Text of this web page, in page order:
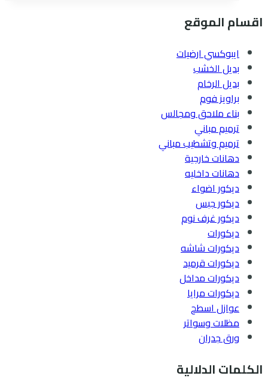
اقسام الموقع
ايبوكسي ارضيات
بديل الخشب
بديل الرخام
براويز فوم
بناء ملاحق ومجالس
ترميم مباني
ترميم وتشطيب مباني
دهانات خارجية
دهانات داخليه
ديكور اضواء
ديكور جبس
ديكور غرف نوم
ديكورات
ديكورات شاشه
ديكورات قرميد
ديكورات مداخل
ديكورات مرايا
عوازل اسطح
مظلات وسواتر
ورق جدران
الكلمات الدلالية